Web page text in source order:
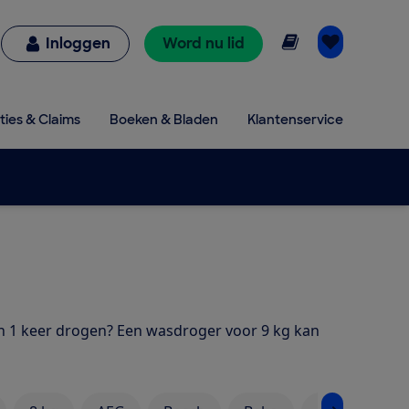
Inloggen Word nu lid Online lezen
& Claims Boeken & Bladen Klantenservice
1 keer drogen? Een wasdroger voor 9 kg kan